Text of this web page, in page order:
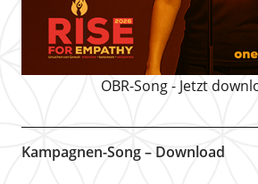
OBR-Song - Jetzt
Kampagnen-Song – Download